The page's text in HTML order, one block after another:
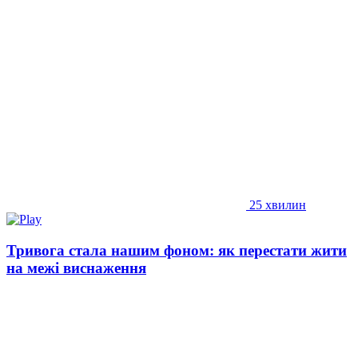
25 хвилин
Тривога стала нашим фоном: як перестати жити
на межі виснаження